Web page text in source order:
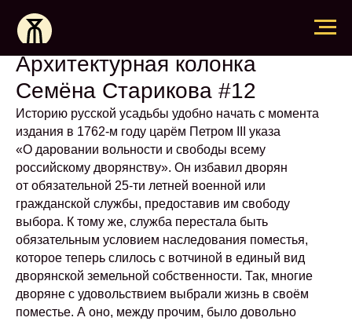
Архитектурная колонка
Семёна Старикова #12
Историю русской усадьбы удобно начать с момента
издания в 1762-м году царём Петром III указа
«О даровании вольности и свободы всему
российскому дворянству». Он избавил дворян
от обязательной 25-ти летней военной или
гражданской службы, предоставив им свободу
выбора. К тому же, служба перестала быть
обязательным условием наследования поместья,
которое теперь слилось с вотчиной в единый вид
дворянской земельной собственности. Так, многие
дворяне с удовольствием выбрали жизнь в своём
поместье. А оно, между прочим, было довольно